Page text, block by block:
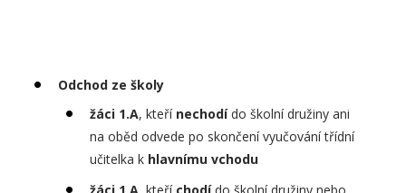
Odchod ze školy
žáci 1.A, kteří nechodído školní družiny ani
na oběd odvede po skončení vyučování třídní
učitelka k hlavnímu vchodu
žáci 1.A, kteří chodído školní družiny nebo